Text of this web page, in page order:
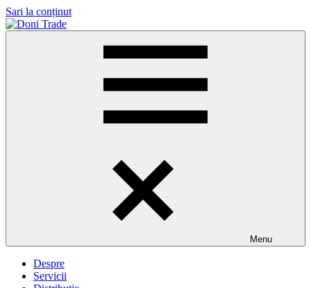
Sari la conținut
Menu
Despre
Servicii